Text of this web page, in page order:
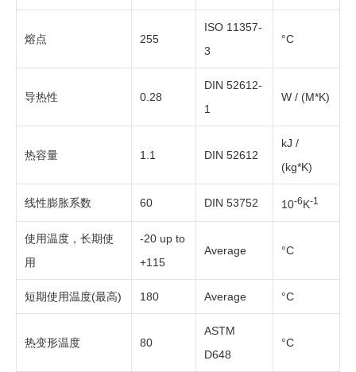
熔点 255
ISO 11357-
3
°C
导热性 0.28
DIN 52612-
1
W / (M*K)
热容量 1.1 DIN 52612
kJ /
(kg*K)
线性膨胀系数 60 DIN 53752 10-6K-1
使用温度，长期使
用
-20 up to
+115
Average °C
短期使用温度(最高) 180 Average °C
热变形温度 80
ASTM
D648
°C